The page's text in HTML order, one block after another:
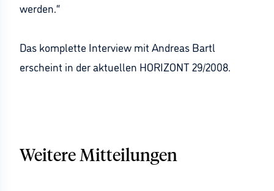
werden.“
Das komplette Interview mit Andreas Bartl
erscheint in der aktuellen HORIZONT 29/2008.
Weitere Mitteilungen